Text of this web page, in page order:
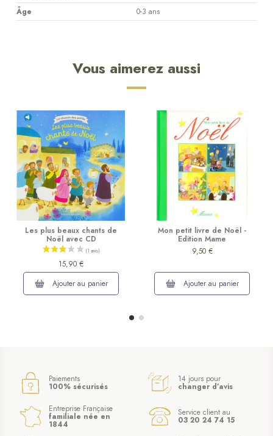
Âge
0-3 ans
Vous aimerez aussi
Les plus beaux chants de
Noël avec CD
15,90 €
Ajouter au panier
Mon petit livre de Noël -
Edition Mame
9,50 €
Ajouter au panier
Paiements
100% sécurisés
14 jours pour
changer d’avis
Entreprise Française
familiale née en
1844
Service client au
03 20 24 74 15